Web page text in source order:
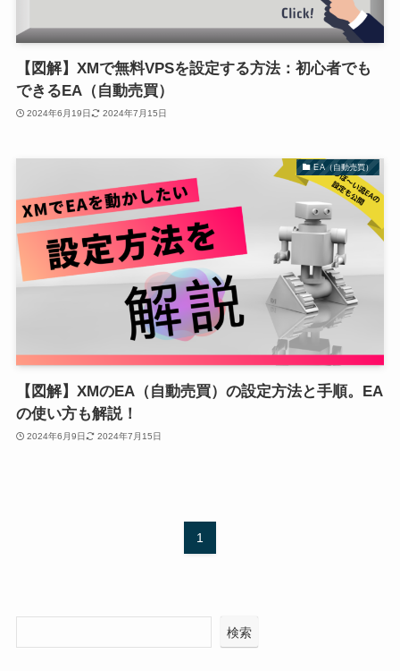
【図解】XMで無料VPSを設定する方法：初心者でも
できるEA（自動売買）
2024年6月19日 2024年7月15日
EA（自動売買）
【図解】XMのEA（自動売買）の設定方法と手順。EA
の使い方も解説！
2024年6月9日 2024年7月15日
1
検索